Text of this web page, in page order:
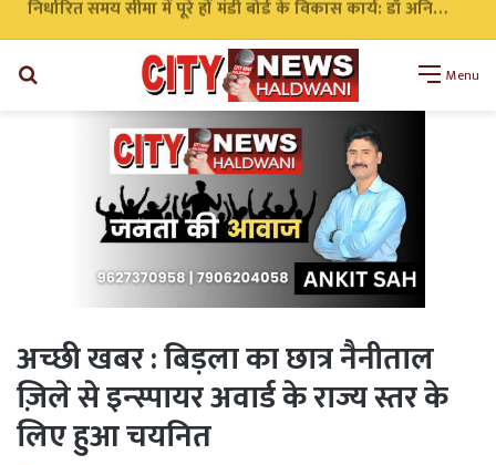
निर्धारित समय सीमा में पूरे हों मंडी बोर्ड के विकास कार्य: डॉ अनिल डब्बू
Menu
अच्छी खबर : बिड़ला का छात्र नैनीताल
ज़िले से इन्स्पायर अवार्ड के राज्य स्तर के
लिए हुआ चयनित